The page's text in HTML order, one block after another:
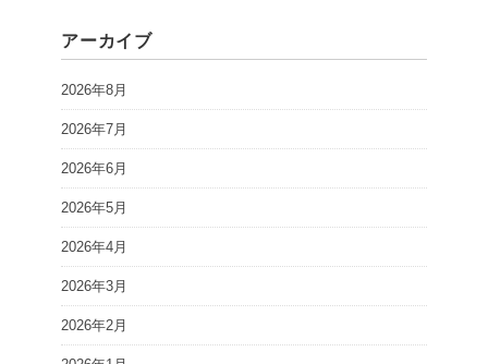
アーカイブ
2026年8月
2026年7月
2026年6月
2026年5月
2026年4月
2026年3月
2026年2月